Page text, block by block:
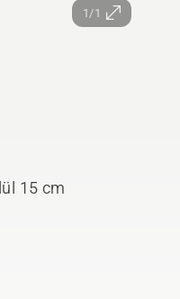
1/1
15 cm